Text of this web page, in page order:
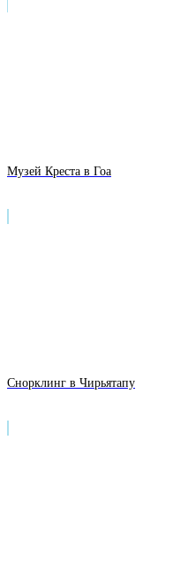
Музей Креста в Гоа
Снорклинг в Чирьятапу